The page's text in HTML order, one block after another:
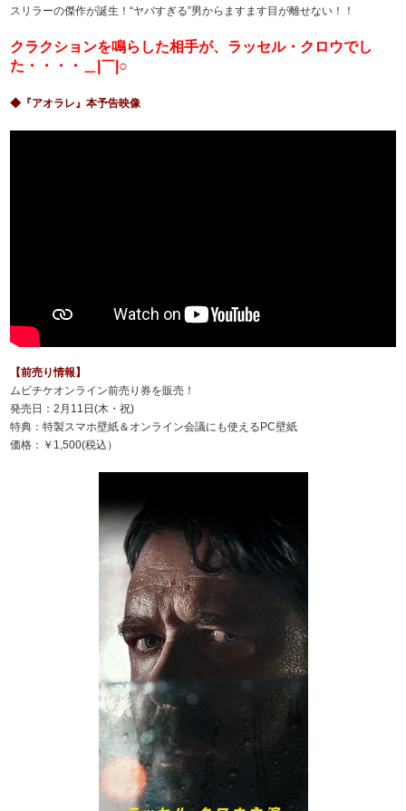
スリラーの傑作が誕生！“ヤバすぎる”男からますます目が離せない！！
クラクションを鳴らした相手が、ラッセル・クロウでし
た・・・・＿|￣|○
◆『アオラレ』本予告映像
【前売り情報】
ムビチケオンライン前売り券を販売！
発売日：2月11日(木・祝)
特典：特製スマホ壁紙＆オンライン会議にも使えるPC壁紙
価格：￥1,500(税込）